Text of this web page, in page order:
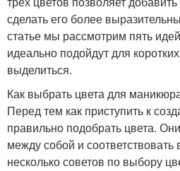
сделать его более
статье мы рассмотрим пять
идеально подойдут для
выделиться.
Как выбрать цвета для
Перед тем как приступить к
правильно подобрать цвета.
между собой и
несколько советов по выбору